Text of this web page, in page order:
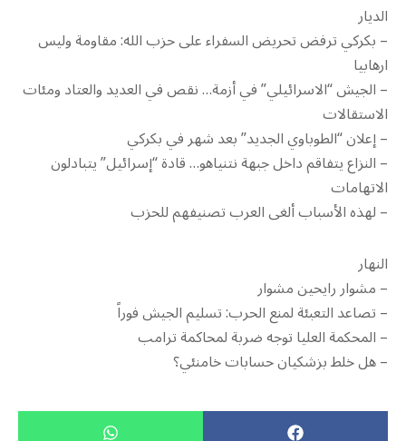
الديار
– بكركي ترفض تحريض السفراء على حزب الله: مقاومة وليس
ارهابيا
– الجيش “الاسرائيلي” في أزمة… نقص في العديد والعتاد ومئات
الاستقالات
– إعلان “الطوباوي الجديد” بعد شهر في بكركي
– النزاع يتفاقم داخل جبهة نتنياهو… قادة “إسرائيل” يتبادلون
الاتهامات
– لهذه الأسباب ألغى العرب تصنيفهم للحزب
النهار
– مشوار رايحين مشوار
– تصاعد التعبئة لمنع الحرب: تسليم الجيش فوراً
– المحكمة العليا توجه ضربة لمحاكمة ترامب
– هل خلط بزشكيان حسابات خامنئي؟